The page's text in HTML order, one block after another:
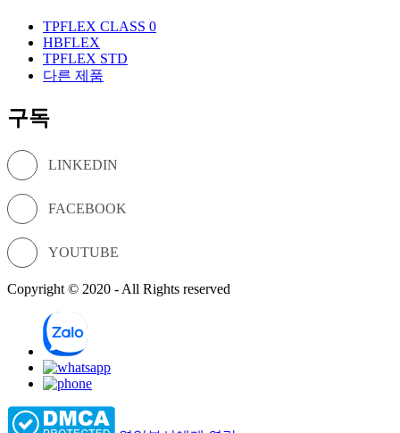
TPFLEX CLASS 0
HBFLEX
TPFLEX STD
다른 제품
구독
LINKEDIN
FACEBOOK
YOUTUBE
Copyright © 2020 - All Rights reserved